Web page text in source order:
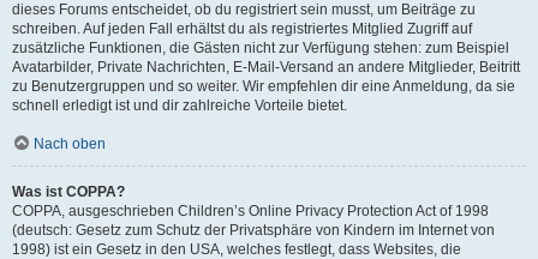
dieses Forums entscheidet, ob du registriert sein musst, um Beiträge zu
schreiben. Auf jeden Fall erhältst du als registriertes Mitglied Zugriff auf
zusätzliche Funktionen, die Gästen nicht zur Verfügung stehen: zum Beispiel
Avatarbilder, Private Nachrichten, E-Mail-Versand an andere Mitglieder, Beitritt
zu Benutzergruppen und so weiter. Wir empfehlen dir eine Anmeldung, da sie
schnell erledigt ist und dir zahlreiche Vorteile bietet.
Nach oben
Was ist COPPA?
COPPA, ausgeschrieben Children’s Online Privacy Protection Act of 1998
(deutsch: Gesetz zum Schutz der Privatsphäre von Kindern im Internet von
1998) ist ein Gesetz in den USA, welches festlegt, dass Websites, die